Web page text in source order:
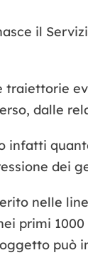
il
dalle
infatti
dei
nelle
primi
può